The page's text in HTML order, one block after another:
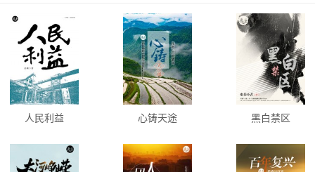
人民利益 心铸天途 黑白禁区